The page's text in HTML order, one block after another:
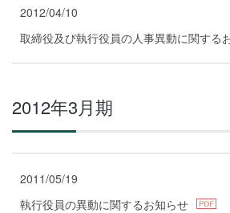
2012/04/10
取締役及び執行役員の人事異動に関する
2012年3月期
2011/05/19
執行役員の異動に関するお知らせ